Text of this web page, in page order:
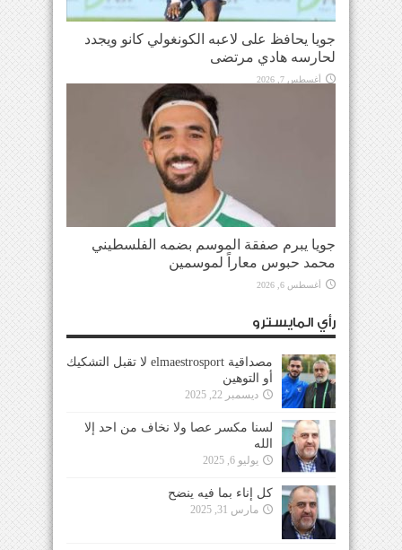
جويا يحافظ على لاعبه الكونغولي كانو ويجدد
لحارسه هادي مرتضى
أغسطس 7, 2026
جويا يبرم صفقة الموسم بضمه الفلسطيني
محمد حبوس معاراً لموسمين
أغسطس 6, 2026
رأي المايسترو
مصداقية elmaestrosport لا تقبل التشكيك
أو التوهين
ديسمبر 22, 2025
لسنا مكسر عصا ولا نخاف من احد إلا
الله
يوليو 6, 2025
كل إناء بما فيه ينضح
مارس 31, 2025